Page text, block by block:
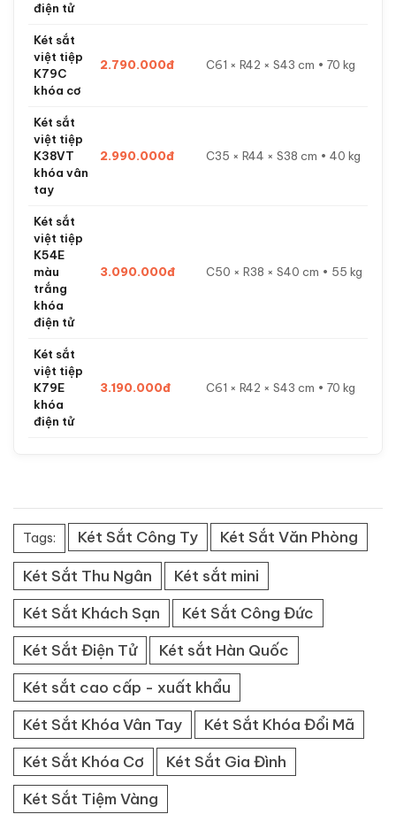
điện tử
Két sắt
việt tiệp
K79C
khóa cơ
2.790.000đ C61 × R42 × S43 cm • 70 kg
Két sắt
việt tiệp
K38VT
khóa vân
tay
2.990.000đ C35 × R44 × S38 cm • 40 kg
Két sắt
việt tiệp
K54E
màu
trắng
khóa
điện tử
3.090.000đ C50 × R38 × S40 cm • 55 kg
Két sắt
việt tiệp
K79E
khóa
điện tử
3.190.000đ C61 × R42 × S43 cm • 70 kg
Tags: Két Sắt Công Ty
Két Sắt Văn Phòng
Két Sắt Thu Ngân
Két sắt mini
Két Sắt Khách Sạn
Két Sắt Công Đức
Két Sắt Điện Tử
Két sắt Hàn Quốc
Két sắt cao cấp - xuất khẩu
Két Sắt Khóa Vân Tay
Két Sắt Khóa Đổi Mã
Két Sắt Khóa Cơ
Két Sắt Gia Đình
Két Sắt Tiệm Vàng